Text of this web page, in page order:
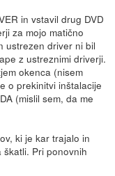
in vstavil drug DVD
za mojo matično
ustrezen driver ni bil
z ustreznimi driverji.
okenca (nisem
o prekinitvi inštalacije
(mislil sem, da me
ki je kar trajalo in
škatli. Pri ponovnih